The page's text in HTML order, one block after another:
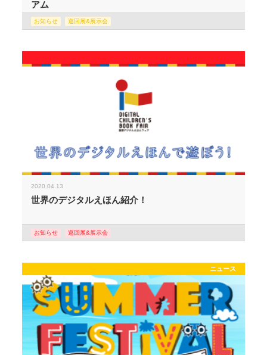
アム
お知らせ 巡回展&展示会
2020.04.13
世界のデジタルえほん紹介！
お知らせ 巡回展&展示会
ニュース